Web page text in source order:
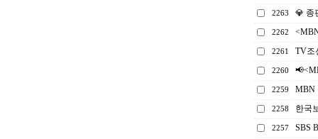
2263 💎 종
2262
2261 TV조
2260
2259 MBN
2258 한국
2257 SBS